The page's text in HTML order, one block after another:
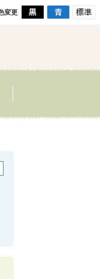
変更